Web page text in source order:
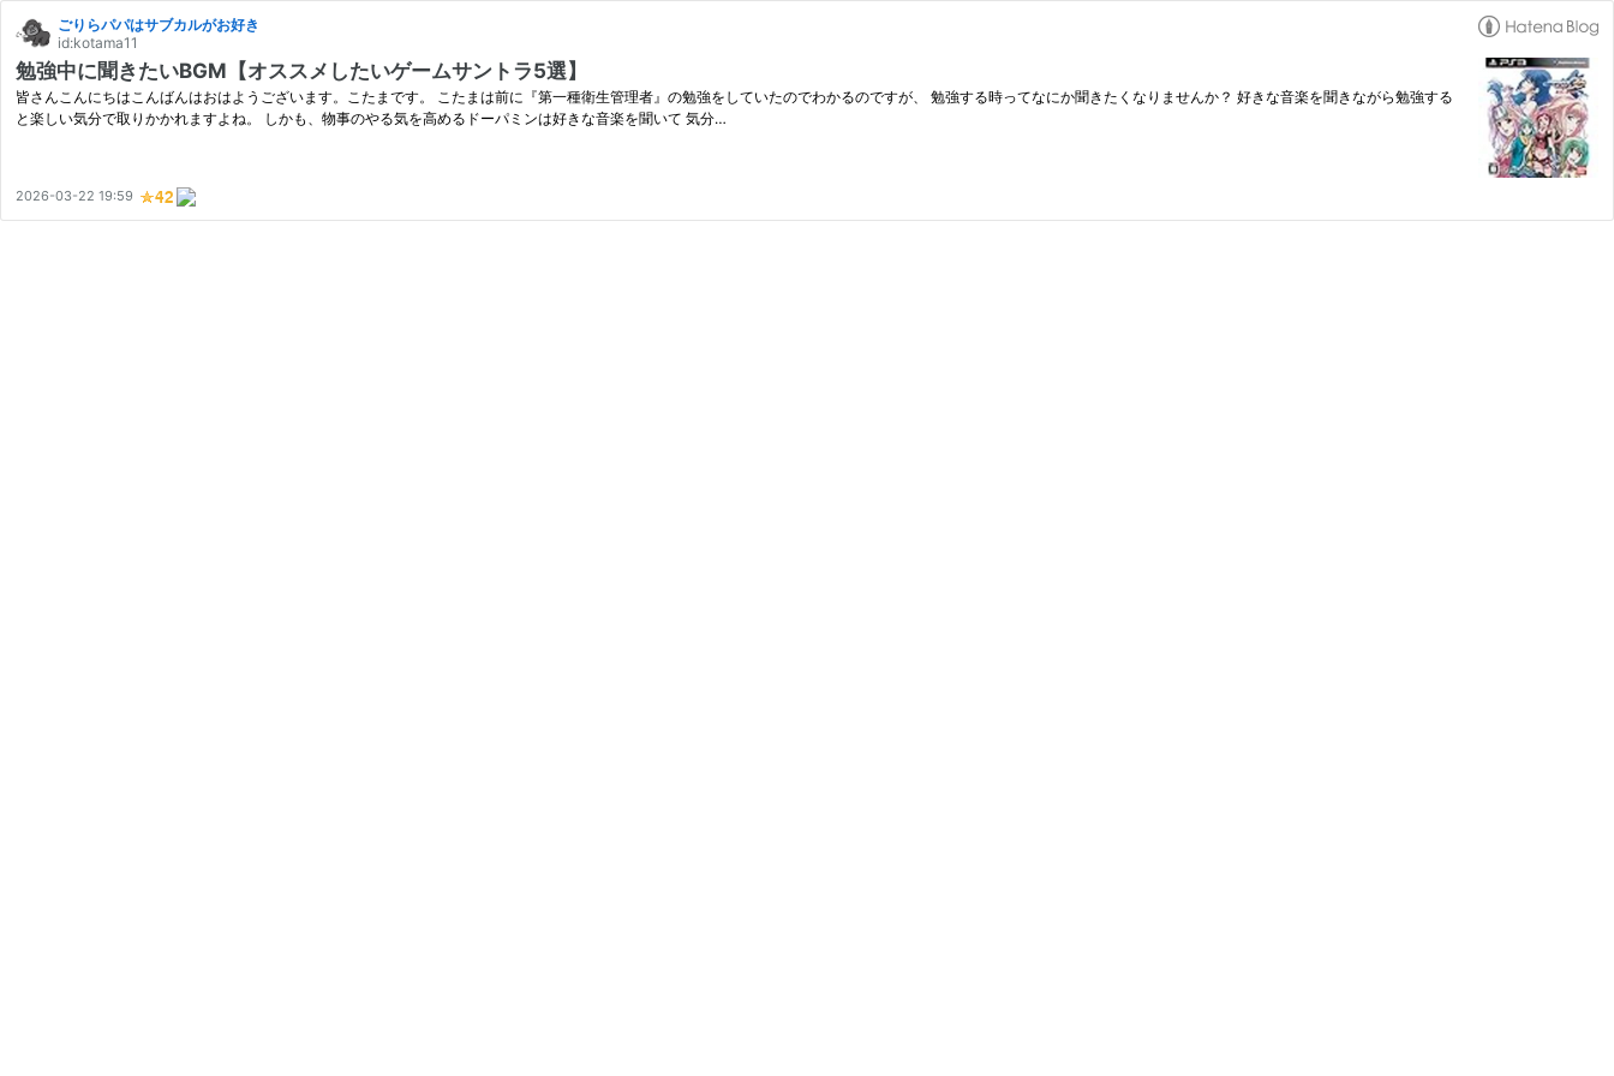
ごりらパパはサブカルがお好き
id:kotama11
勉強中に聞きたいBGM【オススメしたいゲームサントラ5選】
皆さんこんにちはこんばんはおはようございます。こたまです。 こたまは前に『第一種衛生管理者』の勉強をしていたのでわかるのですが、 勉強する時ってなにか聞きたくなりませんか？ 好きな音楽を聞きながら勉強する
と楽しい気分で取りかかれますよね。 しかも、物事のやる気を高めるドーパミンは好きな音楽を聞いて 気分…
2026-03-22 19:59